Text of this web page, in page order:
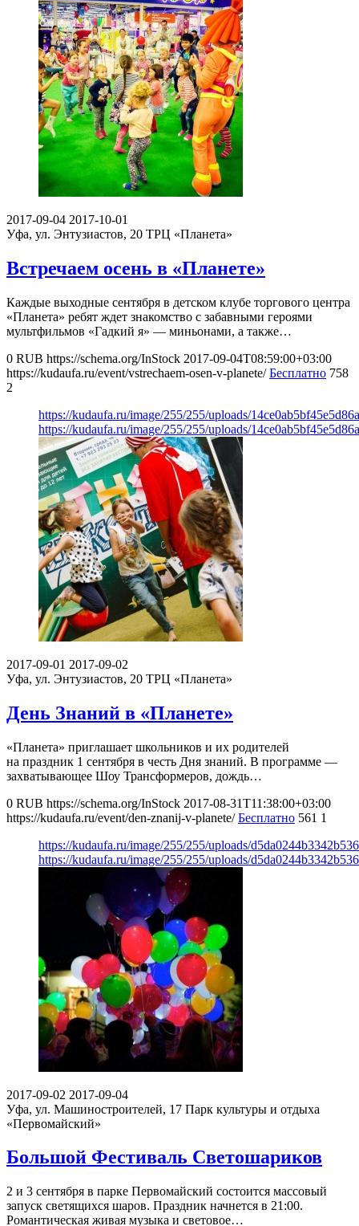
2017-09-04 2017-10-01
Уфа, ул. Энтузиастов, 20 ТРЦ «Планета»
Встречаем осень в «Планете»
Каждые выходные сентября в детском клубе торгового центра
«Планета» ребят ждет знакомство с забавными героями
мультфильмов «Гадкий я» — миньонами, а также…
0 RUB https://schema.org/InStock 2017-09-04T08:59:00+03:00
https://kudaufa.ru/event/vstrechaem-osen-v-planete/ Бесплатно 758
2
https://kudaufa.ru/image/255/255/uploads/
https://kudaufa.ru/image/255/255/uploads/
2017-09-01 2017-09-02
Уфа, ул. Энтузиастов, 20 ТРЦ «Планета»
День Знаний в «Планете»
«Планета» приглашает школьников и их родителей
на праздник 1 сентября в честь Дня знаний. В программе —
захватывающее Шоу Трансформеров, дождь…
0 RUB https://schema.org/InStock 2017-08-31T11:38:00+03:00
https://kudaufa.ru/event/den-znanij-v-planete/ Бесплатно 561 1
https://kudaufa.ru/image/255/255/uploads/
https://kudaufa.ru/image/255/255/uploads/
2017-09-02 2017-09-04
Уфа, ул. Машиностроителей, 17 Парк культуры и отдыха
«Первомайский»
Большой Фестиваль Светошариков
2 и 3 сентября в парке Первомайский состоится массовый
запуск светящихся шаров. Праздник начнется в 21:00.
Романтическая живая музыка и световое…